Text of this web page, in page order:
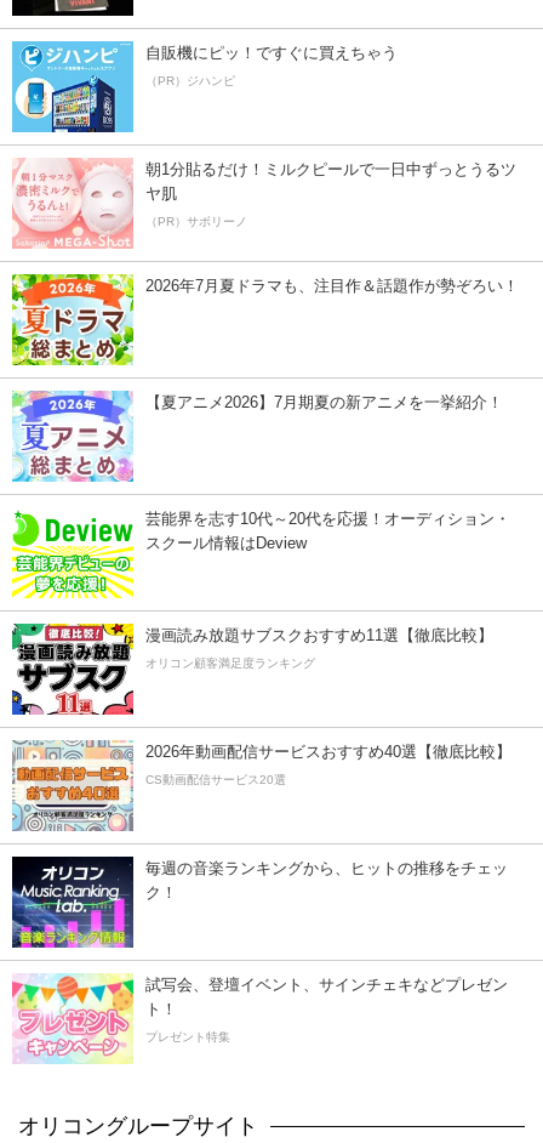
自販機にピッ！ですぐに買えちゃう
（PR）ジハンピ
朝1分貼るだけ！ミルクピールで一日中ずっとうるツ
ヤ肌
（PR）サボリーノ
2026年7月夏ドラマも、注目作＆話題作が勢ぞろい！
【夏アニメ2026】7月期夏の新アニメを一挙紹介！
芸能界を志す10代～20代を応援！オーディション・
スクール情報はDeview
漫画読み放題サブスクおすすめ11選【徹底比較】
オリコン顧客満足度ランキング
2026年動画配信サービスおすすめ40選【徹底比較】
CS動画配信サービス20選
毎週の音楽ランキングから、ヒットの推移をチェッ
ク！
試写会、登壇イベント、サインチェキなどプレゼン
ト！
プレゼント特集
オリコングループサイト